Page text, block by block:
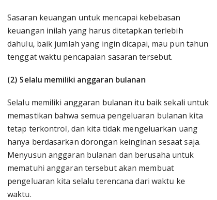
Sasaran keuangan untuk mencapai kebebasan
keuangan inilah yang harus ditetapkan terlebih
dahulu, baik jumlah yang ingin dicapai, mau pun tahun
tenggat waktu pencapaian sasaran tersebut.
(2) Selalu memiliki anggaran bulanan
Selalu memiliki anggaran bulanan itu baik sekali untuk
memastikan bahwa semua pengeluaran bulanan kita
tetap terkontrol, dan kita tidak mengeluarkan uang
hanya berdasarkan dorongan keinginan sesaat saja.
Menyusun anggaran bulanan dan berusaha untuk
mematuhi anggaran tersebut akan membuat
pengeluaran kita selalu terencana dari waktu ke
waktu.